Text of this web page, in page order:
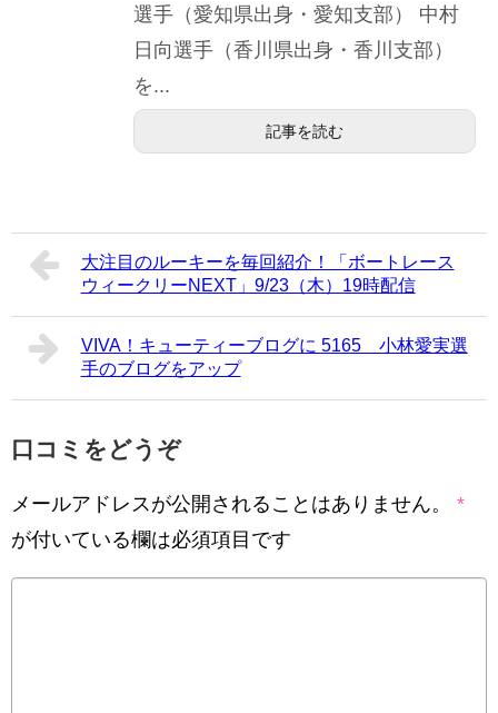
選手（愛知県出身・愛知支部） 中村
日向選手（香川県出身・香川支部）
を...
記事を読む
大注目のルーキーを毎回紹介！「ボートレース
ウィークリーNEXT」9/23（木）19時配信
VIVA！キューティーブログに 5165 小林愛実選
手のブログをアップ
口コミをどうぞ
メールアドレスが公開されることはありません。
*
が付いている欄は必須項目です